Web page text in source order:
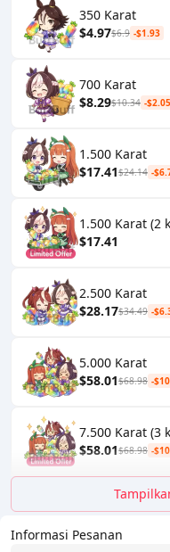
Informasi Pesanan
350 Karat
$4.97$6.9 -$1.93
700 Karat
$8.29$10.34 -$2.05
1.500 Karat
$17.41$24.14 -
1.500 Karat (2
$17.41
2.500 Karat
$28.17$34.49 -
5.000 Karat
$58.01$68.98 -
7.500 Karat (3
$58.01$68.98 -